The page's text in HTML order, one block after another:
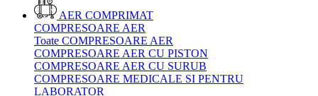
AER COMPRIMAT
COMPRESOARE AER
Toate COMPRESOARE AER
COMPRESOARE AER CU PISTON
COMPRESOARE AER CU SURUB
COMPRESOARE MEDICALE SI PENTRU
LABORATOR